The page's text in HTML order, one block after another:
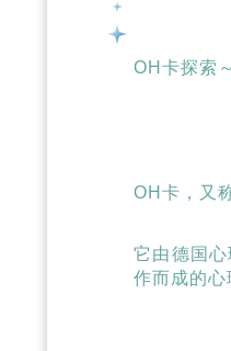
OH卡探索
OH卡，又
它由德国
作而成的心